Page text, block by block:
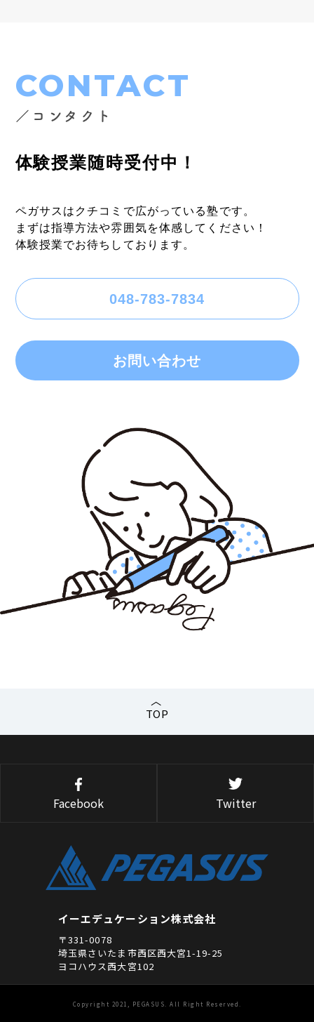
CONTACT
／コンタクト
体験授業随時受付中！
ペガサスはクチコミで広がっている塾です。
まずは指導方法や雰囲気を体感してください！
体験授業でお待ちしております。
048-783-7834
お問い合わせ
TOP
Facebook Twitter
イーエデュケーション株式会社
〒331-0078
埼玉県さいたま市西区西大宮1-19-25
ヨコハウス西大宮102
Copyright 2021, PEGASUS. All Right Reserved.